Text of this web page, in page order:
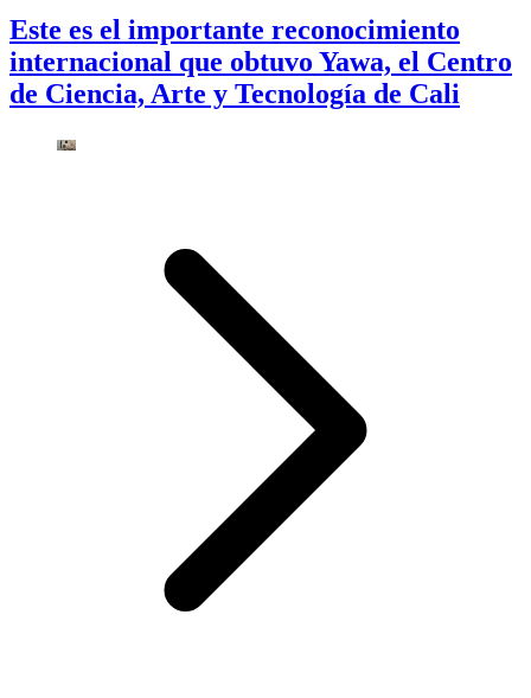
Este es el importante reconocimiento
internacional que obtuvo Yawa, el Centro
de Ciencia, Arte y Tecnología de Cali